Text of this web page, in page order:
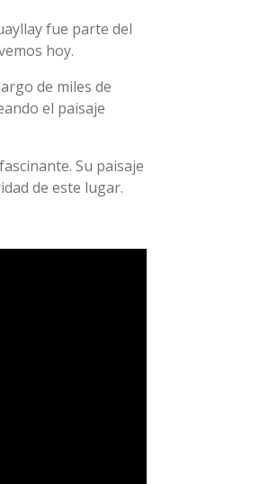
fue parte del
hoy.
de miles de
el paisaje
Su paisaje
de este lugar.